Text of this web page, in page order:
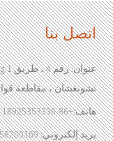
اتصل بنا
تشونغشان ، مقاطعة
هاتف:+86-18925353336
بريد إلكتروني: